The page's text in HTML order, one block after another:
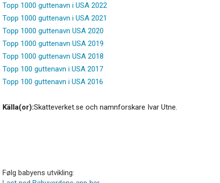
Topp 1000 guttenavn i USA 2022
Topp 1000 guttenavn i USA 2021
Topp 1000 guttenavn USA 2020
Topp 1000 guttenavn USA 2019
Topp 1000 guttenavn USA 2018
Topp 100 guttenavn i USA 2017
Topp 100 guttenavn i USA 2016
Källa(or):Skatteverket.se och namnforskare Ivar Utne.
Følg babyens utvikling: